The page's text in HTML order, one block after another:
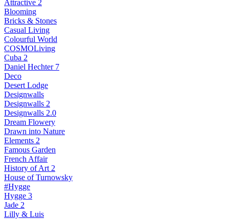
Attractive 2
Blooming
Bricks & Stones
Casual Living
Colourful World
COSMOLiving
Cuba 2
Daniel Hechter 7
Deco
Desert Lodge
Designwalls
Designwalls 2
Designwalls 2.0
Dream Flowery
Drawn into Nature
Elements 2
Famous Garden
French Affair
History of Art 2
House of Turnowsky
#Hygge
Hygge 3
Jade 2
Lilly & Luis